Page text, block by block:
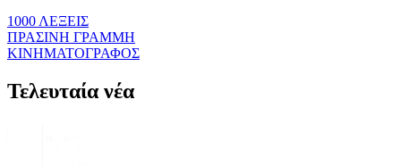
1000 ΛΕΞΕΙΣ
ΠΡΑΣΙΝΗ ΓΡΑΜΜΗ
ΚΙΝΗΜΑΤΟΓΡΑΦΟΣ
Τελευταία νέα